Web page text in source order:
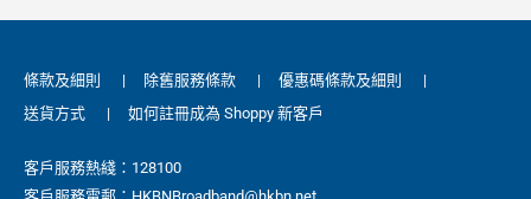
條款及細則 | 除舊服務條款 | 優惠碼條款及細則
|
送貨方式
| 如何註冊成為 Shoppy 新客戶
客戶服務熱綫：128100